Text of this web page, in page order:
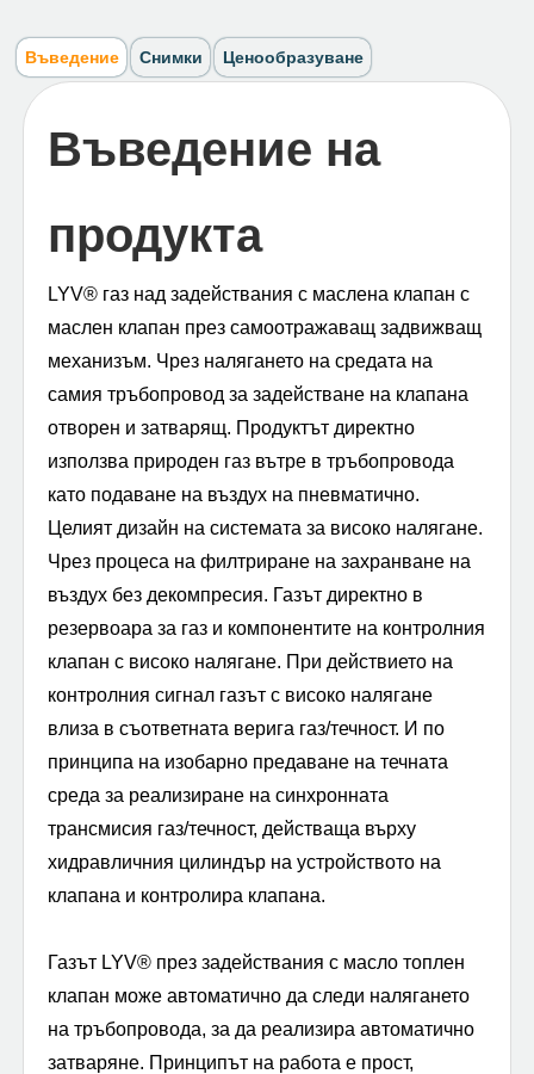
Въведение Снимки Ценообразуване
Въведение на
продукта
LYV® газ над задействания с маслена клапан с
маслен клапан през самоотражаващ задвижващ
механизъм. Чрез налягането на средата на
самия тръбопровод за задействане на клапана
отворен и затварящ. Продуктът директно
използва природен газ вътре в тръбопровода
като подаване на въздух на пневматично.
Целият дизайн на системата за високо налягане.
Чрез процеса на филтриране на захранване на
въздух без декомпресия. Газът директно в
резервоара за газ и компонентите на контролния
клапан с високо налягане. При действието на
контролния сигнал газът с високо налягане
влиза в съответната верига газ/течност. И по
принципа на изобарно предаване на течната
среда за реализиране на синхронната
трансмисия газ/течност, действаща върху
хидравличния цилиндър на устройството на
клапана и контролира клапана.
Газът LYV® през задействания с масло топлен
клапан може автоматично да следи налягането
на тръбопровода, за да реализира автоматично
затваряне. Принципът на работа е прост,